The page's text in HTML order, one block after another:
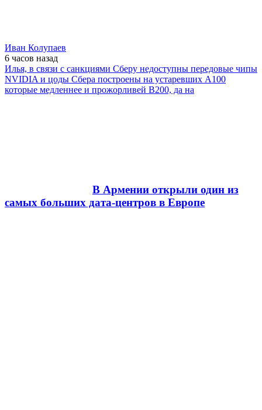
Иван Колупаев
6 часов назад
Илья, в связи с санкциями Сберу недоступны передовые чипы
NVIDIA и цоды Сбера построены на устаревших А100
которые медленнее и прожорливей B200, да на
В Армении открыли один из
самых больших дата-центров в Европе